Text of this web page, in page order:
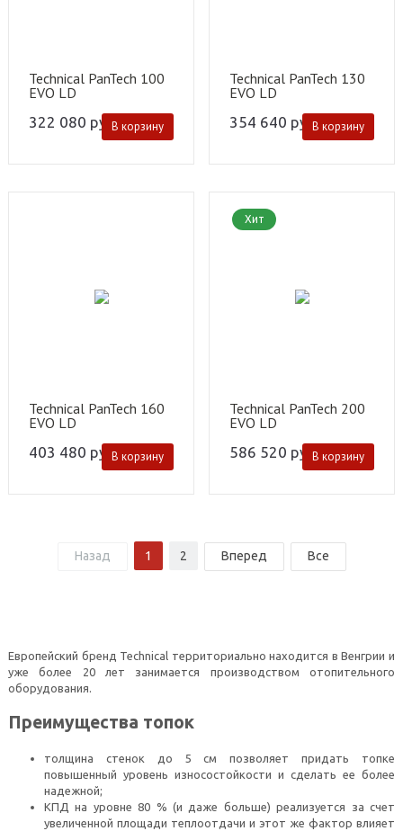
Technical PanTech 100
EVO LD
322 080 руб.В корзину
Technical PanTech 130
EVO LD
354 640 руб.В корзину
Technical PanTech 160
EVO LD
403 480 руб.В корзину
Хит
Technical PanTech 200
EVO LD
586 520 руб.В корзину
Назад 1 2 Вперед Все
Европейский бренд Technical территориально находится в Венгрии и
уже более 20 лет занимается производством отопительного
оборудования.
Преимущества топок
толщина стенок до 5 см позволяет придать топке
повышенный уровень износостойкости и сделать ее более
надежной;
КПД на уровне 80 % (и даже больше) реализуется за счет
увеличенной площади теплоотдачи и этот же фактор влияет